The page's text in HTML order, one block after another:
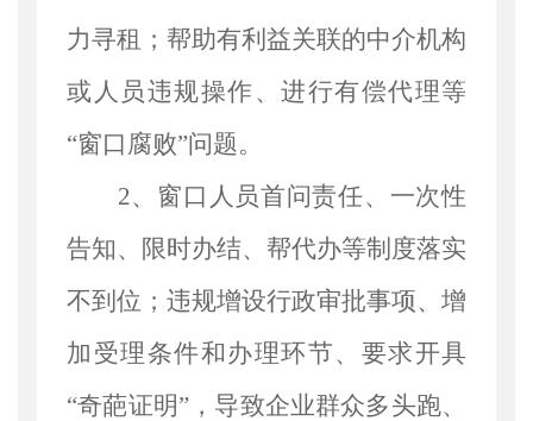
力寻租 ； 帮助有利益关联的中介机构
或人员违规操作、进行有偿代理等
“窗口腐败”问题。
2、窗口人员首问责任、一次性
告知、限时办结、帮代办等制度落实
不到位 ； 违规增设行政审批事项、增
加受理条件和办理环节、要求开具
“奇葩证明”，导致企业群众多头跑、